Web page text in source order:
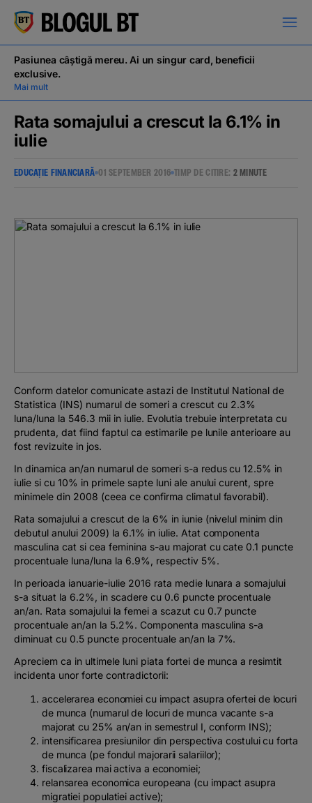
кириллица
Pentru antreprenori
Banking, pe relaxare
Pasiunea câștigă mereu. Ai un singur card, beneficii
exclusive.
Mai mult
Rata somajului a crescut la 6.1% in
iulie
EDUCAȚIE FINANCIARĂ 01 SEPTEMBER 2016 TIMP DE CITIRE: 2 MINUTE
Conform datelor comunicate astazi de Institutul National de
Statistica (INS) numarul de someri a crescut cu 2.3%
luna/luna la 546.3 mii in iulie. Evolutia trebuie interpretata cu
prudenta, dat fiind faptul ca estimarile pe lunile anterioare au
fost revizuite in jos.
In dinamica an/an numarul de someri s-a redus cu 12.5% in
iulie si cu 10% in primele sapte luni ale anului curent, spre
minimele din 2008 (ceea ce confirma climatul favorabil).
Rata somajului a crescut de la 6% in iunie (nivelul minim din
debutul anului 2009) la 6.1% in iulie. Atat componenta
masculina cat si cea feminina s-au majorat cu cate 0.1 puncte
procentuale luna/luna la 6.9%, respectiv 5%.
In perioada ianuarie-iulie 2016 rata medie lunara a somajului
s-a situat la 6.2%, in scadere cu 0.6 puncte procentuale
an/an. Rata somajului la femei a scazut cu 0.7 puncte
procentuale an/an la 5.2%. Componenta masculina s-a
diminuat cu 0.5 puncte procentuale an/an la 7%.
Apreciem ca in ultimele luni piata fortei de munca a resimtit
incidenta unor forte contradictorii:
accelerarea economiei cu impact asupra ofertei de locuri
de munca (numarul de locuri de munca vacante s-a
majorat cu 25% an/an in semestrul I, conform INS);
intensificarea presiunilor din perspectiva costului cu forta
de munca (pe fondul majorarii salariilor);
fiscalizarea mai activa a economiei;
relansarea economica europeana (cu impact asupra
migratiei populatiei active);